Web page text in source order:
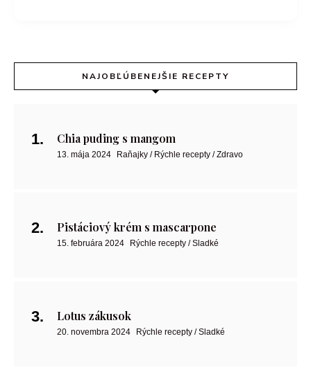
NAJOBĽÚBENEJŠIE RECEPTY
Chia puding s mangom
13. mája 2024 Raňajky / Rýchle recepty / Zdravo
Pistáciový krém s mascarpone
15. februára 2024 Rýchle recepty / Sladké
Lotus zákusok
20. novembra 2024 Rýchle recepty / Sladké